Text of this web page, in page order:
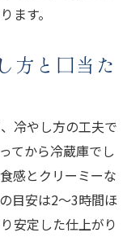
ます。
方と口当た
冷やし方の工夫で
てから冷蔵庫でし
感とクリーミーな
目安は2〜3時間ほ
安定した仕上がり